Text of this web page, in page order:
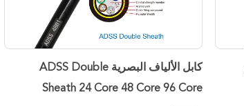
كابل الألياف البصرية ADSS Double
Sheath 24 Core 48 Core 96 Core